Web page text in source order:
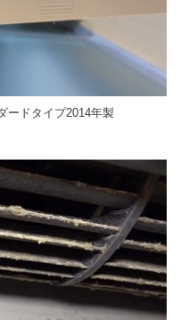
ードタイプ2014年製